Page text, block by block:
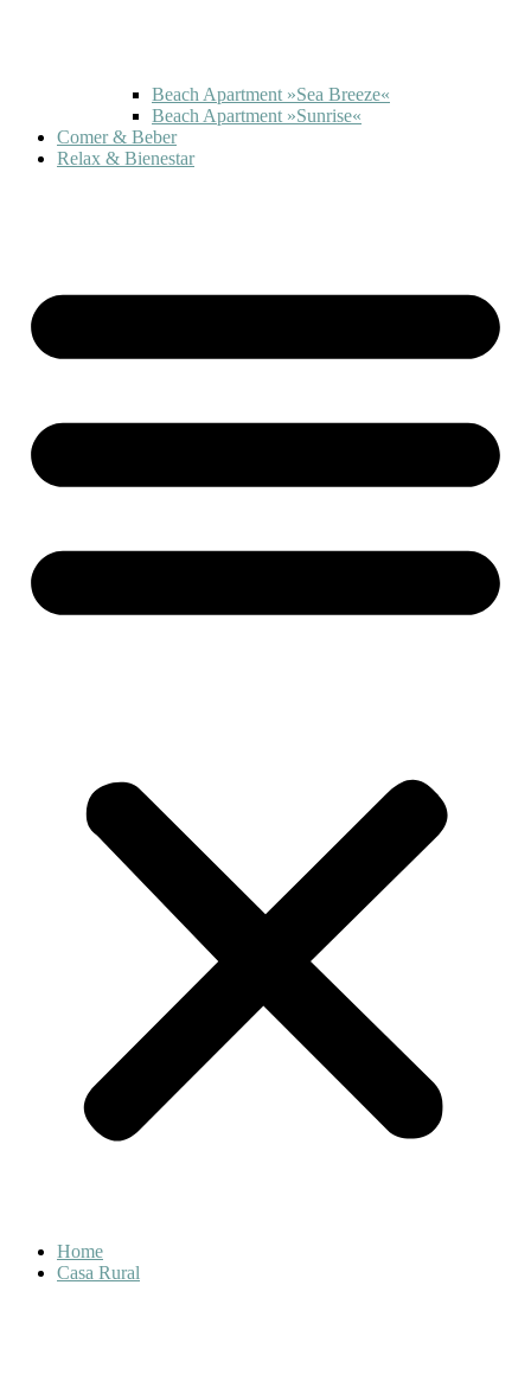
Beach Apartment »Sea Breeze«
Beach Apartment »Sunrise«
Comer & Beber
Relax & Bienestar
Home
Casa Rural